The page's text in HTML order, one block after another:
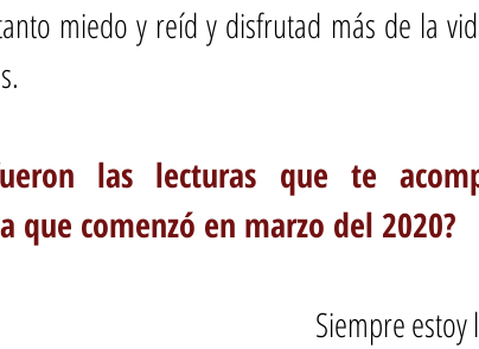
miedo y reíd y disfrutad más de la
las lecturas que te
que comenzó en marzo del 2020?
Siempre